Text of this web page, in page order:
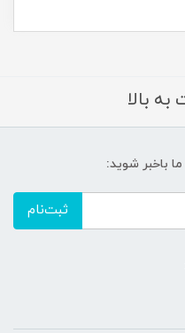
بالا
باخبر شوید:
ثبت‌نام